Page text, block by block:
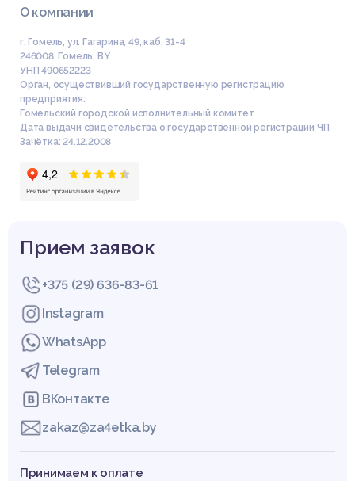
О компании
г. Гомель, ул. Гагарина, 49, каб. 31-4
246008,Гомель BY
УНП 490652223
Орган, осуществивший государственную регистрацию
предприятия:
Гомельский городской исполнительный комитет
Дата выдачи свидетельства о государственной регистрации ЧП
Зачётка: 24.12.2008
Прием заявок
+375 (29) 636-83-61
Instagram
WhatsApp
Telegram
ВКонтакте
zakaz@za4etka.by
Принимаем к оплате